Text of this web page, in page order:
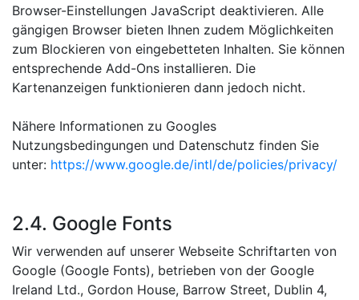
Browser-Einstellungen JavaScript deaktivieren. Alle
gängigen Browser bieten Ihnen zudem Möglichkeiten
zum Blockieren von eingebetteten Inhalten. Sie können
entsprechende Add-Ons installieren. Die
Kartenanzeigen funktionieren dann jedoch nicht.
Nähere Informationen zu Googles
Nutzungsbedingungen und Datenschutz finden Sie
unter: https://www.google.de/intl/de/policies/privacy/
2.4. Google Fonts
Wir verwenden auf unserer Webseite Schriftarten von
Google (Google Fonts), betrieben von der Google
Ireland Ltd., Gordon House, Barrow Street, Dublin 4,